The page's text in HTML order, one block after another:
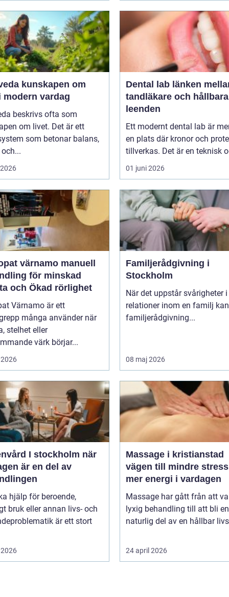
om
modern vardag
beskrivs ofta som
om livet. Det är ett
som betonar balans,
Dental lab länken mellan
tandläkare och hållbara
leenden
Ett modernt dental lab är
en plats där kronor och
tillverkas. Det är en teknisk
01 juni 2026
värnamo manuell
för minskad
och Ökad rörlighet
Värnamo är ett
många använder när
stelhet eller
värk börjar...
Familjerådgivning i
Stockholm
När det uppstår svårigheter i
relationer inom en familj kan
familjerådgivning...
08 maj 2026
I stockholm när
är en del av
hjälp för beroende,
bruk eller annan livs- och
är ett stort
Massage i kristianstad
vägen till mindre
mer energi i vardagen
Massage har gått från att
lyxig behandling till att bli en
naturlig del av en hållbar
24 april 2026